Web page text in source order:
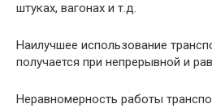
штуках, вагонах и т.д.
Наилучшее использование
получается при непрерывной и
Неравномерность работы